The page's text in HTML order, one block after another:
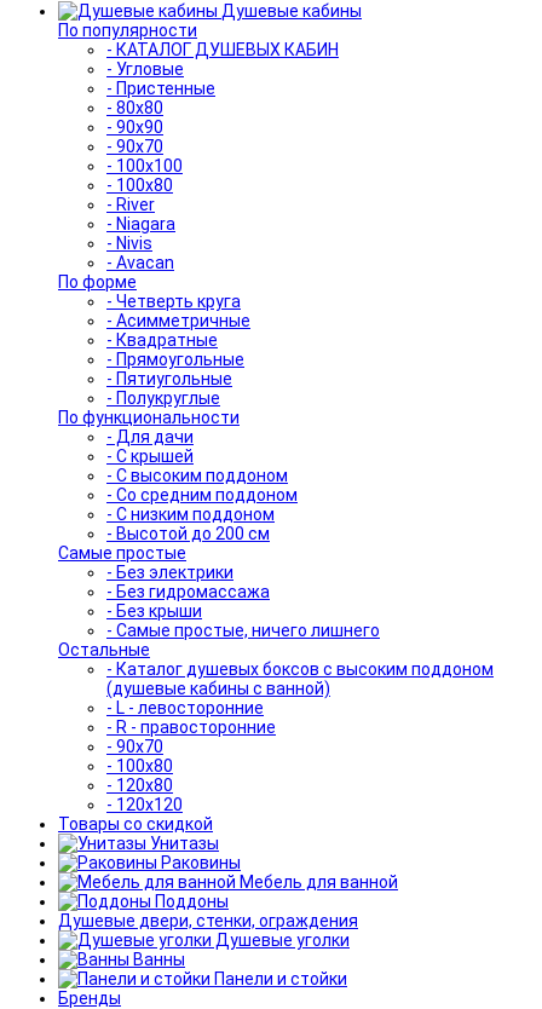
Душевые кабины
По популярности
- КАТАЛОГ ДУШЕВЫХ КАБИН
- Угловые
- Пристенные
- 80x80
- 90x90
- 90x70
- 100x100
- 100x80
- River
- Niagara
- Nivis
- Avacan
По форме
- Четверть круга
- Асимметричные
- Квадратные
- Прямоугольные
- Пятиугольные
- Полукруглые
По функциональности
- Для дачи
- С крышей
- С высоким поддоном
- Со средним поддоном
- С низким поддоном
- Высотой до 200 см
Самые простые
- Без электрики
- Без гидромассажа
- Без крыши
- Самые простые, ничего лишнего
Остальные
- Каталог душевых боксов с высоким поддоном
(душевые кабины с ванной)
- L - левосторонние
- R - правосторонние
- 90x70
- 100x80
- 120x80
- 120x120
Товары со скидкой
Унитазы
Раковины
Мебель для ванной
Поддоны
Душевые двери, стенки, ограждения
Душевые уголки
Ванны
Панели и стойки
Бренды